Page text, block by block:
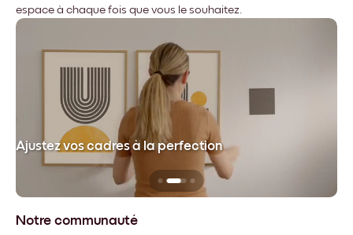
espace à chaque fois que vous le souhaitez.
Ajustez vos cadres à la perfection
Notre communauté